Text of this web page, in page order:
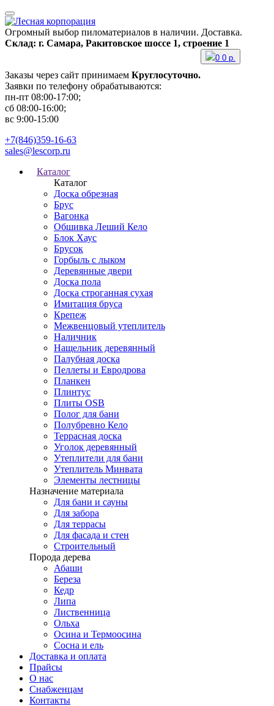
Огромный выбор пиломатериалов в наличии. Доставка.
Склад: г. Самара, Ракитовское шоссе 1, строение 1
Заказы через сайт принимаем Круглосуточно.
Заявки по телефону обрабатываются:
пн-пт 08:00-17:00;
сб 08:00-16:00;
вс 9:00-15:00
0 0 р.
+7(846)359-16-63
sales@lescorp.ru
Каталог
Каталог
Доска обрезная
Брус
Вагонка
Обшивка Леший Кело
Блок Хаус
Брусок
Горбыль с лыком
Деревянные двери
Доска пола
Доска строганная сухая
Имитация бруса
Крепеж
Межвенцовый утеплитель
Наличник
Нащельник деревянный
Палубная доска
Пеллеты и Евродрова
Планкен
Плинтус
Плиты OSB
Полог для бани
Полубревно Кело
Террасная доска
Уголок деревянный
Утеплители для бани
Утеплитель Минвата
Элементы лестницы
Назначение материала
Для бани и сауны
Для забора
Для террасы
Для фасада и стен
Строительный
Порода дерева
Абаши
Береза
Кедр
Липа
Лиственница
Ольха
Осина и Термоосина
Сосна и ель
Доставка и оплата
Прайсы
О нас
Снабженцам
Контакты